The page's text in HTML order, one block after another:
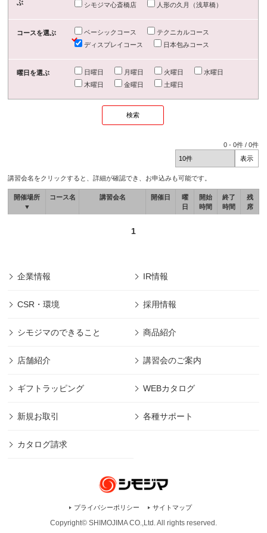
ぶ
シモジマ心斎橋店
人形の久月（浅草橋）
コースを選ぶ ベーシックコース
テクニカルコース
ディスプレイコース
日本包みコース
曜日を選ぶ 日曜日 月曜日 火曜日
水曜日
木曜日
金曜日 土曜日
0 -0件 /0件
講習会名をクリックすると、詳細が確認でき、お申込みも可能です。
開催場所
▼
コース名 講習会名 開催日
曜
日
開始
時間
終了
時間
残
席
1
企業情報 IR情報
CSR・環境 採用情報
シモジマのできること 商品紹介
店舗紹介 講習会のご案内
ギフトラッピング WEBカタログ
新規お取引 各種サポート
カタログ請求
プライバシーポリシー サイトマップ
Copyright© SHIMOJIMA CO.,Ltd. All rights reserved.